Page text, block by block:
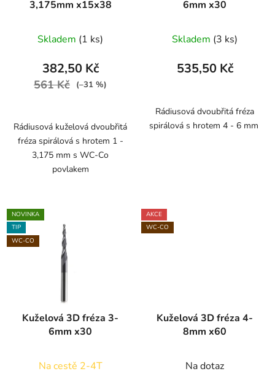
3,175mm x15x38
Skladem (1 ks)
382,50 Kč
561 Kč (–31 %)
Rádiusová kuželová dvoubřitá
fréza spirálová s hrotem 1 -
3,175 mm s WC-Co
povlakem
6mm x30
Skladem (3 ks)
535,50 Kč
Rádiusová dvoubřitá fréza
spirálová s hrotem 4 - 6 mm
NOVINKA
TIP
WC-CO
Kuželová 3D fréza 3-
6mm x30
Na cestě 2-4T
AKCE
WC-CO
Kuželová 3D fréza 4-
8mm x60
Na dotaz